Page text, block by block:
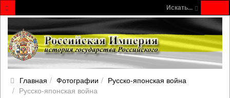
Искать...
Главная Фотографии
Русско‐японская война
Русско‐японская война